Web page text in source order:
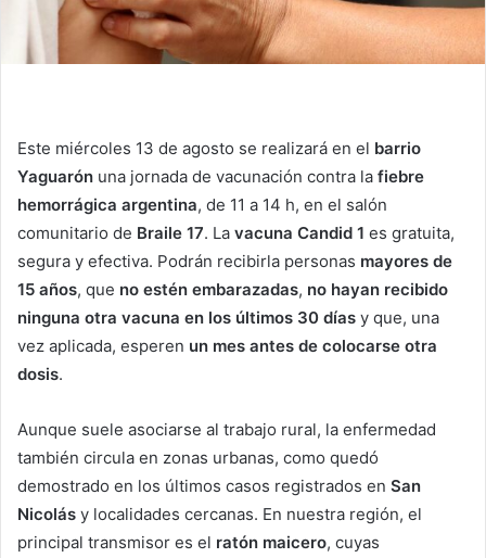
Este miércoles 13 de agosto se realizará en el barrio
Yaguarón una jornada de vacunación contra la fiebre
hemorrágica argentina, de 11 a 14 h, en el salón
comunitario de Braile 17. La vacuna Candid 1 es gratuita,
segura y efectiva. Podrán recibirla personas mayores de
15 años, que no estén embarazadas, no hayan recibido
ninguna otra vacuna en los últimos 30 días y que, una
vez aplicada, esperen un mes antes de colocarse otra
dosis.
Aunque suele asociarse al trabajo rural, la enfermedad
también circula en zonas urbanas, como quedó
demostrado en los últimos casos registrados en San
Nicolás y localidades cercanas. En nuestra región, el
principal transmisor es el ratón maicero, cuyas